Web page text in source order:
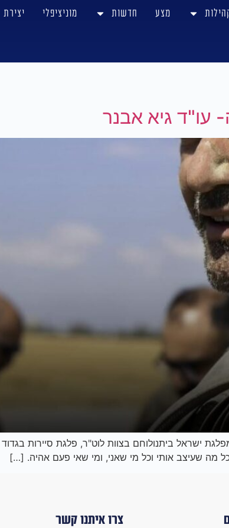
מצע חדשות מוניציפלי
עו"ד גיא אבנר
ישראל ביתנולוחם בצוות לוט"ר, פלגת סיירות בגדוד
כל מה שעיצב אותי וכל מי שאני, ומי שאי פעם אהיה. […]
צרו איתנו קשר